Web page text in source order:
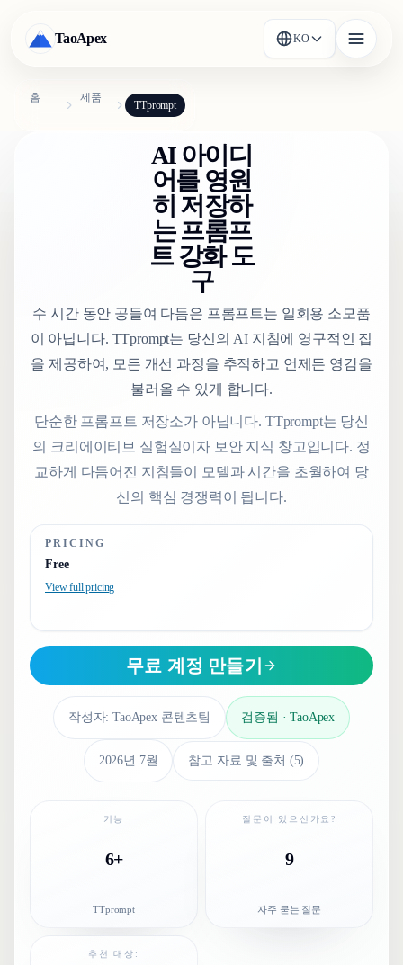
TaoApex KO
홈 제품
TTprompt
AI 아이디
어를 영원
히 저장하
는 프롬프
트 강화 도
구
수 시간 동안 공들여 다듬은 프롬프트는 일회용 소모품
이 아닙니다. TTprompt는 당신의 AI 지침에 영구적인 집
을 제공하여, 모든 개선 과정을 추적하고 언제든 영감을
불러올 수 있게 합니다.
단순한 프롬프트 저장소가 아닙니다. TTprompt는 당신
의 크리에이티브 실험실이자 보안 지식 창고입니다. 정
교하게 다듬어진 지침들이 모델과 시간을 초월하여 당
신의 핵심 경쟁력이 됩니다.
PRICING
Free
View full pricing
무료 계정 만들기
작성자: TaoApex 콘텐츠팀 검증됨 ·TaoApex
2026년 7월 참고 자료 및 출처 (5)
기능
6+
TTprompt
질문이 있으신가요?
9
자주 묻는 질문
추천 대상: